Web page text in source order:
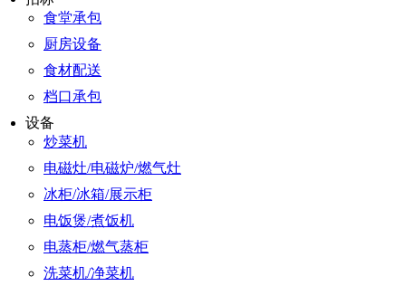
食堂承包
厨房设备
食材配送
档口承包
设备
炒菜机
电磁灶/电磁炉/燃气灶
冰柜/冰箱/展示柜
电饭煲/煮饭机
电蒸柜/燃气蒸柜
洗菜机/净菜机